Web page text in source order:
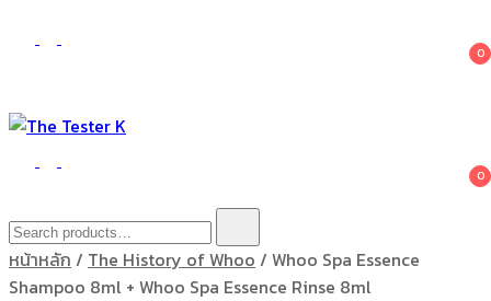
0
The Tester K
Korean cosmetics 0
Search
for:
หน้าหลัก / The History of Whoo / Whoo Spa Essence
Shampoo 8ml + Whoo Spa Essence Rinse 8ml